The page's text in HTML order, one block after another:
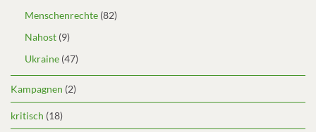
Menschenrechte (82)
Nahost (9)
Ukraine (47)
Kampagnen (2)
kritisch (18)